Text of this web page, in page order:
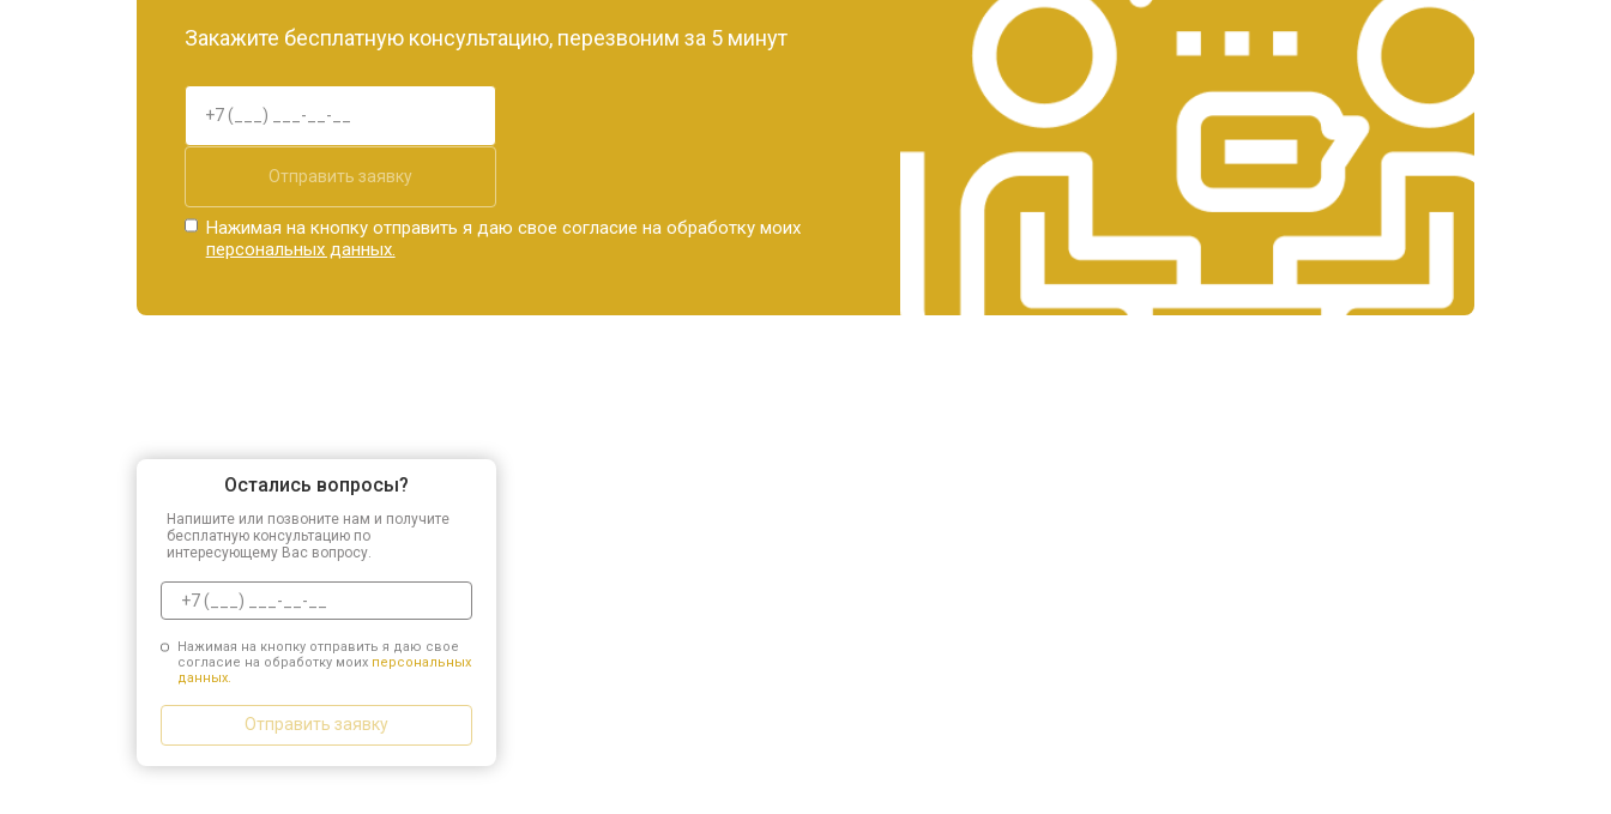
Закажите бесплатную консультацию, перезвоним за 5 минут
Отправить заявку
Нажимая на кнопку отправить я даю свое согласие на обработку моих
персональных данных.
Остались вопросы?
Напишите или позвоните нам и получите
бесплатную консультацию по
интересующему Вас вопросу.
Нажимая на кнопку отправить я даю свое
согласие на обработку моих персональных
данных.
Отправить заявку